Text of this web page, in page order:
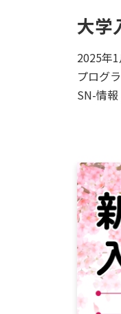
大学
2025年
プログ
SN-情